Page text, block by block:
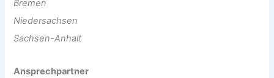
Bremen
Niedersachsen
Sachsen-Anhalt
Ansprechpartner